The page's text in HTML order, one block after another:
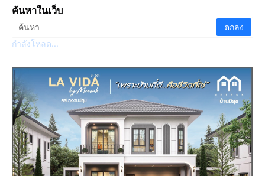
ค้นหาในเว็บ
กำลังโหลด...